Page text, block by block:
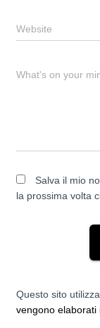
Website
What's on your
Salva il mio
la prossima volta
Questo sito
vengono elaborati